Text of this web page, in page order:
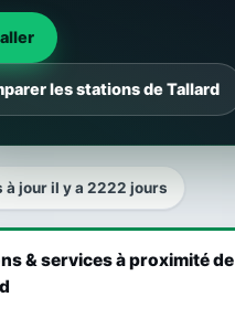
les stations de Tallard
à jour il y a 2222 jours
& services à proximité de